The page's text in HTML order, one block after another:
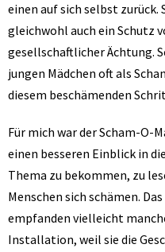
einen auf sich selbst zurück.
gleichwohl auch ein Schutz
gesellschaftlicher Ächtung.
jungen Mädchen oft als
diesem beschämenden
Für mich war der Scham-
einen besseren Einblick in
Thema zu bekommen, zu
Menschen sich schämen.
empfanden vielleicht
Installation, weil sie die